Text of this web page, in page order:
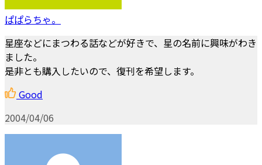
ぱぱらちゃ。
星座などにまつわる話などが好きで、星の名前に興味がわき
ました。
是非とも購入したいので、復刊を希望します。
Good
2004/04/06